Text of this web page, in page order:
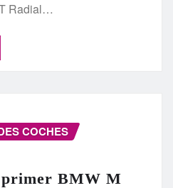
Radial…
COCHES
BMW M